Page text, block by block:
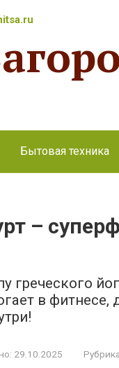
Бытовая техника
–
греческого
в фитнесе,
29.10.2025